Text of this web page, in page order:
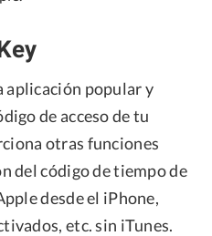
aplicación popular y
de acceso de tu
otras funciones
del código de tiempo de
desde el iPhone,
etc. sin iTunes.